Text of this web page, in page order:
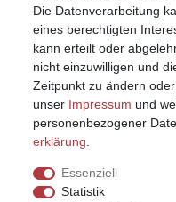
Die Datenverarbeitung
eines berechtigten
kann erteilt oder
nicht einzuwilligen und
Zeitpunkt zu ändern
unser Impressum und
personenbezogener
erklärung
Essenziell
Statistik